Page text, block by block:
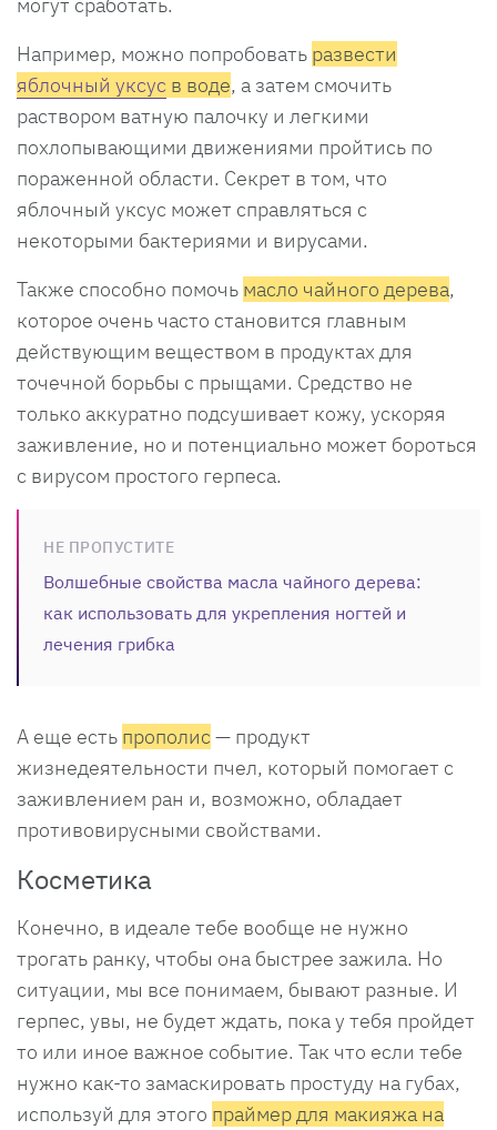
Например, можно попробовать развести
яблочный уксус в воде, а затем смочить
раствором ватную палочку и легкими
похлопывающими движениями пройтись по
пораженной области. Секрет в том, что
яблочный уксус может справляться с
некоторыми бактериями и вирусами.
Также способно помочь масло чайного дерева,
которое очень часто становится главным
действующим веществом в продуктах для
точечной борьбы с прыщами. Средство не
только аккуратно подсушивает кожу, ускоряя
заживление, но и потенциально может бороться
с вирусом простого герпеса.
НЕ ПРОПУСТИТЕ
Волшебные свойства масла чайного дерева:
как использовать для укрепления ногтей и
лечения грибка
А еще есть прополис — продукт
жизнедеятельности пчел, который помогает с
заживлением ран и, возможно, обладает
противовирусными свойствами.
Косметика
Конечно, в идеале тебе вообще не нужно
трогать ранку, чтобы она быстрее зажила. Но
ситуации, мы все понимаем, бывают разные. И
герпес, увы, не будет ждать, пока у тебя пройдет
то или иное важное событие. Так что если тебе
нужно как-то замаскировать простуду на губах,
используй для этого праймер для макияжа на